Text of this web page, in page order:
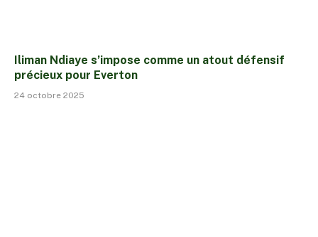
Iliman Ndiaye s’impose comme un atout défensif
précieux pour Everton
24 octobre 2025